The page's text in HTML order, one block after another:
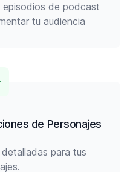
episodios de podcast
tu audiencia
de Personajes
para tus